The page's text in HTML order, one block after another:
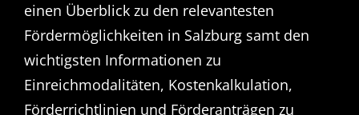
einen Überblick zu den relevantesten
Fördermöglichkeiten in Salzburg samt den
wichtigsten Informationen zu
Einreichmodalitäten, Kostenkalkulation,
Förderrichtlinien und Förderanträgen zu